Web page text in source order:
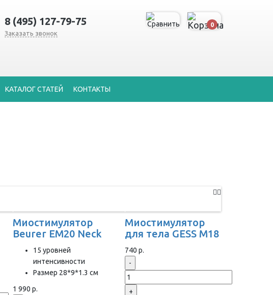
8 (495) 127-79-75
Заказать звонок
0
КАТАЛОГ СТАТЕЙ КОНТАКТЫ
Миостимулятор
Beurer EM20 Neck
15 уровней
интенсивности
Размер 28*9*1.3 cм
1 990 р.
Миостимулятор
для тела GESS M18
740 р.
-
+